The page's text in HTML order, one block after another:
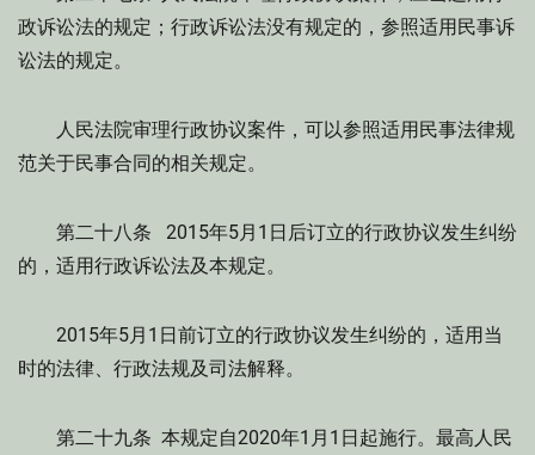
政诉讼法的规定；行政诉讼法没有规定的，参照适用民事诉
讼法的规定。
人民法院审理行政协议案件，可以参照适用民事法律规
范关于民事合同的相关规定。
第二十八条 2015年5月1日后订立的行政协议发生纠纷
的，适用行政诉讼法及本规定。
2015年5月1日前订立的行政协议发生纠纷的，适用当
时的法律、行政法规及司法解释。
第二十九条 本规定自2020年1月1日起施行。最高人民